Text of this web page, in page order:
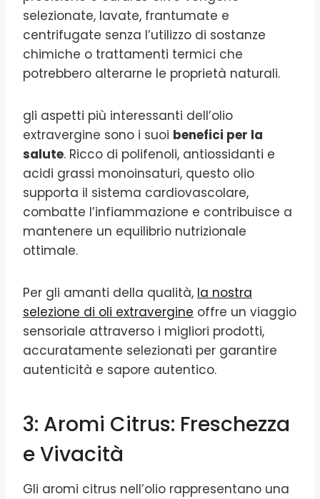
selezionate, lavate, frantumate e
centrifugate senza l’utilizzo di sostanze
chimiche o trattamenti termici che
potrebbero alterarne le proprietà naturali.
gli aspetti più interessanti dell’olio
extravergine sono i suoi benefici per la
salute. Ricco di polifenoli, antiossidanti e
acidi grassi monoinsaturi, questo olio
supporta il sistema cardiovascolare,
combatte l’infiammazione e contribuisce a
mantenere un equilibrio nutrizionale
ottimale.
Per gli amanti della qualità, la nostra
selezione di oli extravergine offre un viaggio
sensoriale attraverso i migliori prodotti,
accuratamente selezionati per garantire
autenticità e sapore autentico.
3: Aromi Citrus: Freschezza
e Vivacità
Gli aromi citrus nell’olio rappresentano una